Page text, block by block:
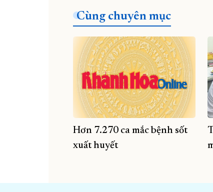
Cùng chuyên mục
Hơn 7.270 ca mắc bệnh sốt
xuất huyết